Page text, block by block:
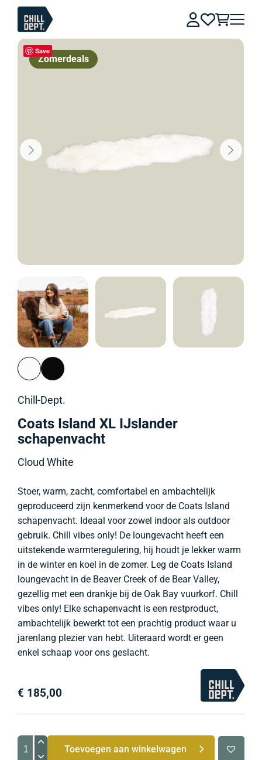
Zomerdeals
Save
Chill-Dept.
Coats Island XL IJslander
schapenvacht
Cloud White
Stoer, warm, zacht, comfortabel en ambachtelijk
geproduceerd zijn kenmerkend voor de Coats Island
schapenvacht. Ideaal voor zowel indoor als outdoor
gebruik. Chill vibes only! De loungevacht heeft een
uitstekende warmteregulering, hij houdt je lekker warm
in de winter en koel in de zomer. Leg de Coats Island
loungevacht in de Beaver Creek of de Bear Valley,
gezellig met een drankje bij de Oak Bay vuurkorf. Chill
vibes only! Elke schapenvacht is een restproduct,
ambachtelijk bewerkt tot een prachtig product waar u
jarenlang plezier van hebt. Uiteraard wordt er geen
enkel schaap voor ons geslacht.
€ 185,00
Coats
Island
Toevoegen aan winkelwagen